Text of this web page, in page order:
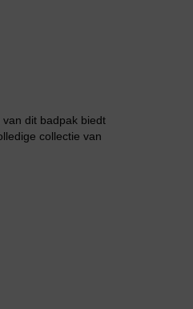
dit badpak biedt
collectie van
Grote maten lingerie